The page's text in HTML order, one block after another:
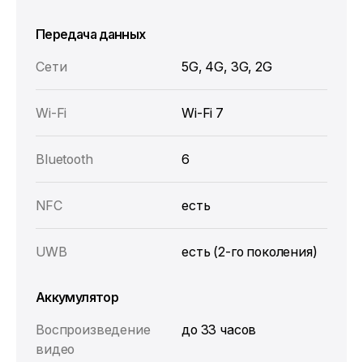
Передача данных
Сети
5G, 4G, 3G, 2G
Wi‑Fi Wi‑Fi 7
Bluetooth 6
NFC есть
UWB есть (2‑го поколения)
Аккумулятор
Воспроизведение
видео
до 33 часов